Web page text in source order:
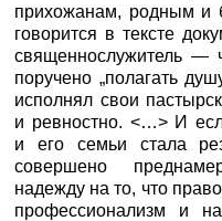
прихожанам, родным и
говорится в тексте
священнослужитель —
поручено „полагать
исполнял свои
и ревностно. <…> И
и его семьи стала
совершено
надежду на то, что
профессионализм и